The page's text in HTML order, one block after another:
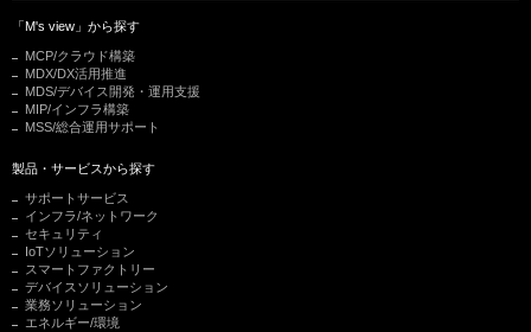
「M's view」から探す
MCP/クラウド構築
MDX/DX活用推進
MDS/デバイス開発・運用支援
MIP/インフラ構築
MSS/総合運用サポート
製品・サービスから探す
サポートサービス
インフラ/ネットワーク
セキュリティ
IoTソリューション
スマートファクトリー
デバイスソリューション
業務ソリューション
エネルギー/環境